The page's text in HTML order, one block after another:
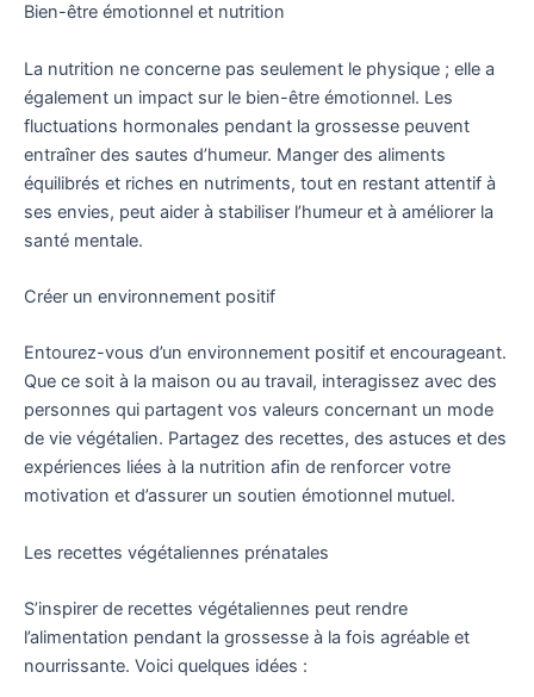
Bien-être émotionnel et nutrition
La nutrition ne concerne pas seulement le physique ; elle a
également un impact sur le bien-être émotionnel. Les
fluctuations hormonales pendant la grossesse peuvent
entraîner des sautes d’humeur. Manger des aliments
équilibrés et riches en nutriments, tout en restant attentif à
ses envies, peut aider à stabiliser l’humeur et à améliorer la
santé mentale.
Créer un environnement positif
Entourez-vous d’un environnement positif et encourageant.
Que ce soit à la maison ou au travail, interagissez avec des
personnes qui partagent vos valeurs concernant un mode
de vie végétalien. Partagez des recettes, des astuces et des
expériences liées à la nutrition afin de renforcer votre
motivation et d’assurer un soutien émotionnel mutuel.
Les recettes végétaliennes prénatales
S’inspirer de recettes végétaliennes peut rendre
l’alimentation pendant la grossesse à la fois agréable et
nourrissante. Voici quelques idées :